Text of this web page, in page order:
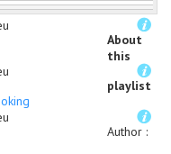
About
this
playlist
Author :